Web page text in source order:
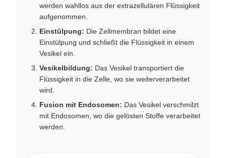
werden wahllos aus der extrazellulären Flüssigkeit
aufgenommen.
Einstülpung: Die Zellmembran bildet eine
Einstülpung und schließt die Flüssigkeit in einem
Vesikel ein.
Vesikelbildung: Das Vesikel transportiert die
Flüssigkeit in die Zelle, wo sie weiterverarbeitet
wird.
Fusion mit Endosomen: Das Vesikel verschmilzt
mit Endosomen, wo die gelösten Stoffe verarbeitet
werden.